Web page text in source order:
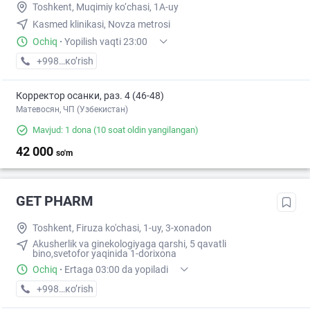
Toshkent, Muqimiy ko‘chasi, 1A-uy
Kasmed klinikasi, Novza metrosi
Ochiq · Yopilish vaqti 23:00
+998 (93) XXX-XX-XX
кo’rish
Корректор осанки, раз. 4 (46-48)
Матевосян, ЧП (Узбекистан)
Mavjud: 1 dona (10 soat oldin yangilangan)
42 000 so'm
GET PHARM
Toshkent, Firuza ko'chasi, 1-uy, 3-xonadon
Akusherlik va ginekologiyaga qarshi, 5 qavatli
bino,svetofor yaqinida 1-dorixona
Ochiq · Ertaga 03:00 da yopiladi
+998 (90) XXX-XX-XX
кo’rish